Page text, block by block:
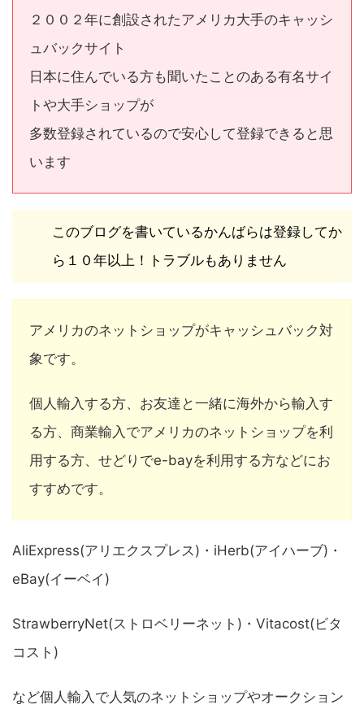
２００２年に創設されたアメリカ大手のキャッシ
ュバックサイト
日本に住んでいる方も聞いたことのある有名サイ
トや大手ショップが
多数登録されているので安心して登録できると思
います
このブログを書いているかんばらは登録してか
ら１０年以上！トラブルもありません
アメリカのネットショップがキャッシュバック対
象です。
個人輸入する方、お友達と一緒に海外から輸入す
る方、商業輸入でアメリカのネットショップを利
用する方、せどりでe-bayを利用する方などにお
すすめです。
AliExpress(アリエクスプレス)・iHerb(アイハーブ)・
eBay(イーベイ)
StrawberryNet(ストロベリーネット)・Vitacost(ビタ
コスト)
など個人輸入で人気のネットショップやオークション